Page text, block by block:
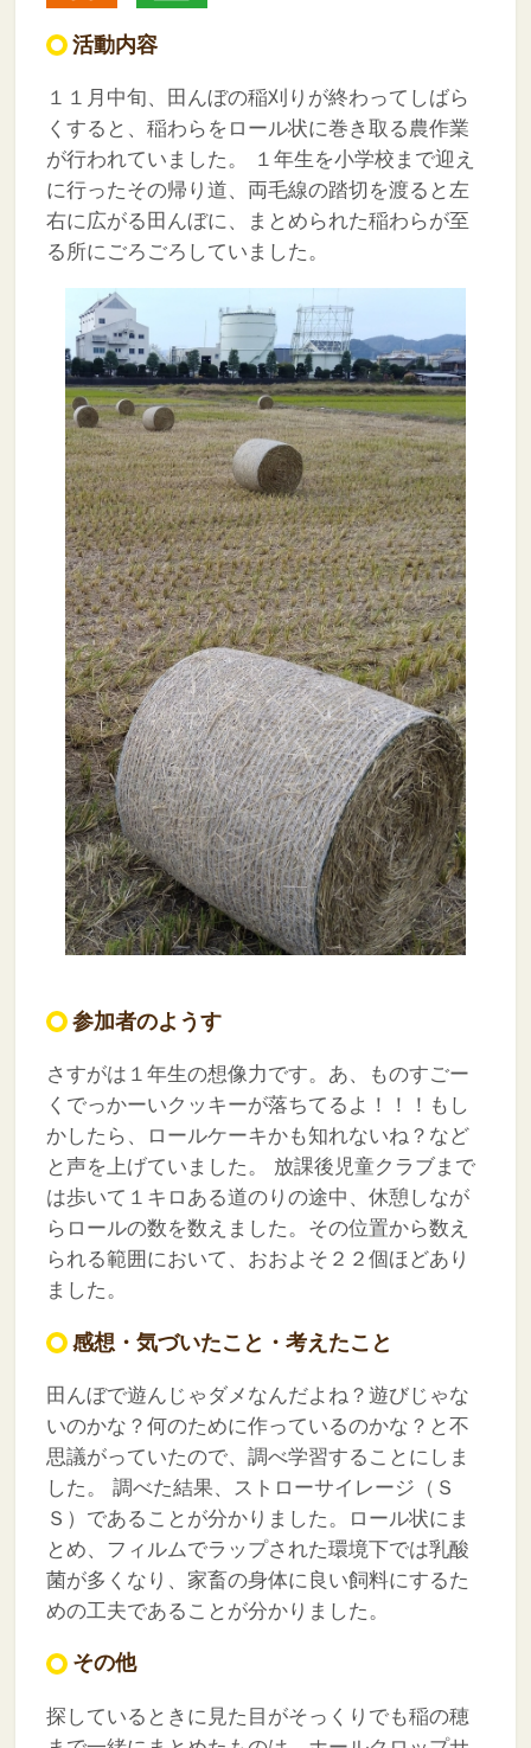
活動内容
１１月中旬、田んぼの稲刈りが終わってしばら
くすると、稲わらをロール状に巻き取る農作業
が行われていました。
１年生を小学校まで迎え
に行ったその帰り道、両毛線の踏切を渡ると左
右に広がる田んぼに、まとめられた稲わらが至
る所にごろごろしていました。
参加者のようす
さすがは１年生の想像力です。あ、ものすごー
くでっかーいクッキーが落ちてるよ！！！もし
かしたら、ロールケーキかも知れないね？など
と声を上げていました。
放課後児童クラブまで
は歩いて１キロある道のりの途中、休憩しなが
らロールの数を数えました。その位置から数え
られる範囲において、おおよそ２２個ほどあり
ました。
感想・気づいたこと・考えたこと
田んぼで遊んじゃダメなんだよね？遊びじゃな
いのかな？何のために作っているのかな？と不
思議がっていたので、調べ学習することにしま
した。
調べた結果、ストローサイレージ（Ｓ
Ｓ）であることが分かりました。ロール状にま
とめ、フィルムでラップされた環境下では乳酸
菌が多くなり、家畜の身体に良い飼料にするた
めの工夫であることが分かりました。
その他
探しているときに見た目がそっくりでも稲の穂